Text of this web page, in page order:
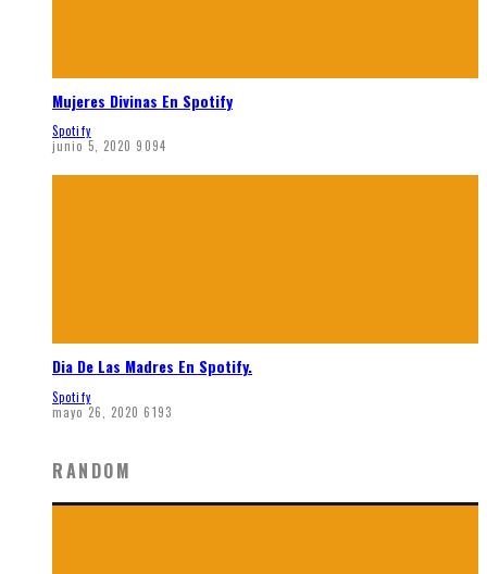
Mujeres Divinas En Spotify
Spotify
junio 5, 2020 9094
Dia De Las Madres En Spotify.
Spotify
mayo 26, 2020 6193
RANDOM